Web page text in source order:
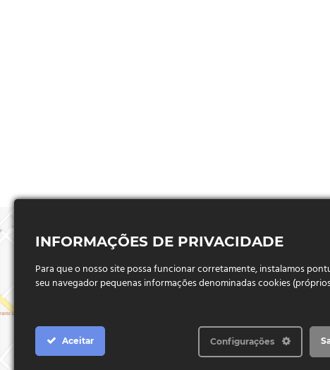
INFORMAÇÕES DE PRIVACIDADE
Para que o nosso site possa funcionar corretamente, instalamos
seu navegador pequenas informações denominadas cookies
Aceitar Configurações